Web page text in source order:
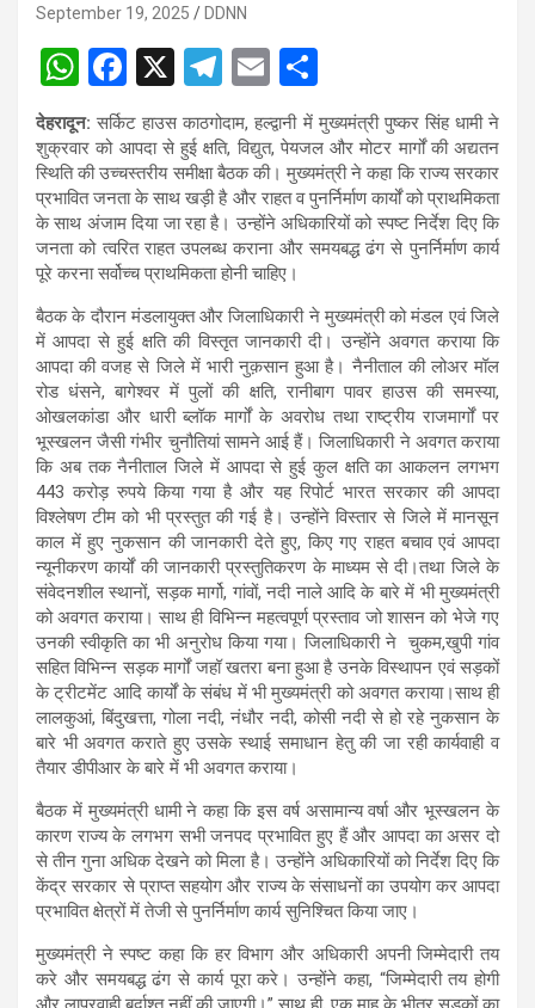
September 19, 2025 DDNN
W
h
at
s
A
p
p
F
a
ce
b
o
o
k
X
T
el
e
gr
a
m
E
m
ail
h
ar
e
देहरादून: सर्किट हाउस काठगोदाम, हल्द्वानी में मुख्यमंत्री पुष्कर सिंह धामी ने
शुक्रवार को आपदा से हुई क्षति, विद्युत, पेयजल और मोटर मार्गों की अद्यतन
स्थिति की उच्चस्तरीय समीक्षा बैठक की। मुख्यमंत्री ने कहा कि राज्य सरकार
प्रभावित जनता के साथ खड़ी है और राहत व पुनर्निर्माण कार्यों को प्राथमिकता
के साथ अंजाम दिया जा रहा है। उन्होंने अधिकारियों को स्पष्ट निर्देश दिए कि
जनता को त्वरित राहत उपलब्ध कराना और समयबद्ध ढंग से पुनर्निर्माण कार्य
पूरे करना सर्वोच्च प्राथमिकता होनी चाहिए।
बैठक के दौरान मंडलायुक्त और जिलाधिकारी ने मुख्यमंत्री को मंडल एवं जिले
में आपदा से हुई क्षति की विस्तृत जानकारी दी। उन्होंने अवगत कराया कि
आपदा की वजह से जिले में भारी नुक़सान हुआ है। नैनीताल की लोअर मॉल
रोड धंसने, बागेश्वर में पुलों की क्षति, रानीबाग पावर हाउस की समस्या,
ओखलकांडा और धारी ब्लॉक मार्गों के अवरोध तथा राष्ट्रीय राजमार्गों पर
भूस्खलन जैसी गंभीर चुनौतियां सामने आई हैं। जिलाधिकारी ने अवगत कराया
कि अब तक नैनीताल जिले में आपदा से हुई कुल क्षति का आकलन लगभग
443 करोड़ रुपये किया गया है और यह रिपोर्ट भारत सरकार की आपदा
विश्लेषण टीम को भी प्रस्तुत की गई है। उन्होंने विस्तार से जिले में मानसून
काल में हुए नुकसान की जानकारी देते हुए, किए गए राहत बचाव एवं आपदा
न्यूनीकरण कार्यों की जानकारी प्रस्तुतिकरण के माध्यम से दी।तथा जिले के
संवेदनशील स्थानों, सड़क मार्गो, गांवों, नदी नाले आदि के बारे में भी मुख्यमंत्री
को अवगत कराया। साथ ही विभिन्न महत्वपूर्ण प्रस्ताव जो शासन को भेजे गए
उनकी स्वीकृति का भी अनुरोध किया गया। जिलाधिकारी ने चुकम,खुपी गांव
सहित विभिन्न सड़क मार्गों जहॉ खतरा बना हुआ है उनके विस्थापन एवं सड़कों
के ट्रीटमेंट आदि कार्यों के संबंध में भी मुख्यमंत्री को अवगत कराया।साथ ही
लालकुआं, बिंदुखत्ता, गोला नदी, नंधौर नदी, कोसी नदी से हो रहे नुकसान के
बारे भी अवगत कराते हुए उसके स्थाई समाधान हेतु की जा रही कार्यवाही व
तैयार डीपीआर के बारे में भी अवगत कराया।
बैठक में मुख्यमंत्री धामी ने कहा कि इस वर्ष असामान्य वर्षा और भूस्खलन के
कारण राज्य के लगभग सभी जनपद प्रभावित हुए हैं और आपदा का असर दो
से तीन गुना अधिक देखने को मिला है। उन्होंने अधिकारियों को निर्देश दिए कि
केंद्र सरकार से प्राप्त सहयोग और राज्य के संसाधनों का उपयोग कर आपदा
प्रभावित क्षेत्रों में तेजी से पुनर्निर्माण कार्य सुनिश्चित किया जाए।
मुख्यमंत्री ने स्पष्ट कहा कि हर विभाग और अधिकारी अपनी जिम्मेदारी तय
करे और समयबद्ध ढंग से कार्य पूरा करे। उन्होंने कहा, “जिम्मेदारी तय होगी